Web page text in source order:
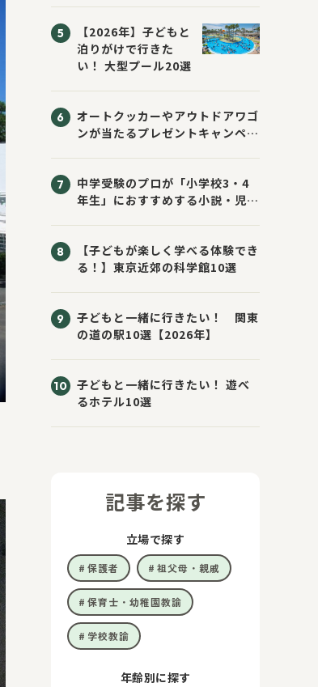
催！ スマホ壁紙は
応募者全員にプレゼ
ント！
【2026年】子どもと
泊りがけで行きた
い！ 大型プール20選
オートクッカーやアウトドアワゴ
ンが当たるプレゼントキャンペー
中学受験のプロが「小学校3・4
年生」におすすめする小説・児童
【子どもが楽しく学べる体験でき
る！】東京近郊の科学館10選
子どもと一緒に行きたい！ 関東
の道の駅10選【2026年】
子どもと一緒に行きたい！ 遊べ
るホテル10選
記事を探す
立場で探す
保護者 祖父母・親戚
保育士・幼稚園教諭
学校教諭
年齢別に探す